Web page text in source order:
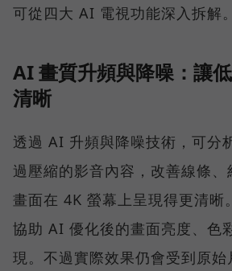
可從四大 AI 電視功能深入拆解。
AI 畫質升頻與降噪：讓
清晰
透過 AI 升頻與降噪技術，可分
過壓縮的影音內容，改善線條
畫面在 4K 螢幕上呈現得更清晰
協助 AI 優化後的畫面亮度、色
現。不過實際效果仍會受到原始